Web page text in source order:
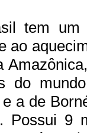
tem um
ao
do
a de
Possui 9